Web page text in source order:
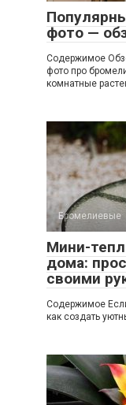
фото —
Содержимое
фото про
комнатные
Бромелиевые
Мини-
дома:
своими
Содержимое
как создать